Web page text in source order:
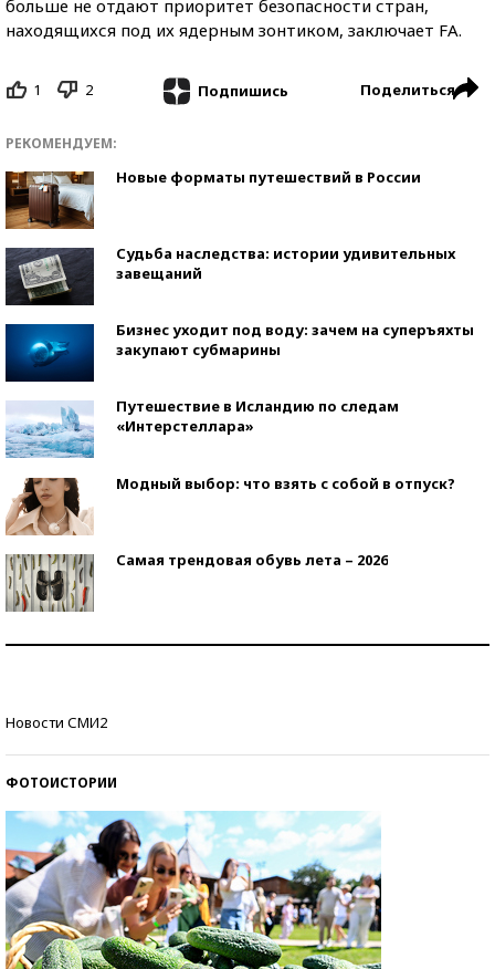
больше не отдают приоритет безопасности стран,
находящихся под их ядерным зонтиком, заключает FA.
1 2 Подпишись Поделиться
РЕКОМЕНДУЕМ:
Новые форматы путешествий в России
Судьба наследства: истории удивительных
завещаний
Бизнес уходит под воду: зачем на суперъяхты
закупают субмарины
Путешествие в Исландию по следам
«Интерстеллара»
Модный выбор: что взять с собой в отпуск?
Самая трендовая обувь лета – 2026
Новости СМИ2
ФОТОИСТОРИИ